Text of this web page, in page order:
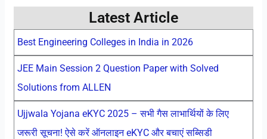
Latest Article
Best Engineering Colleges in India in 2026
JEE Main Session 2 Question Paper with Solved
Solutions from ALLEN
Ujjwala Yojana eKYC 2025 – सभी गैस लाभार्थियों के लिए
जरूरी सूचना! ऐसे करें ऑनलाइन eKYC और बचाएं सब्सिडी